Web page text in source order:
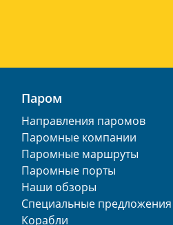
Паром
Направления паромов
Паромные компании
Паромные маршруты
Паромные порты
Наши обзоры
Специальные предложения
Корабли